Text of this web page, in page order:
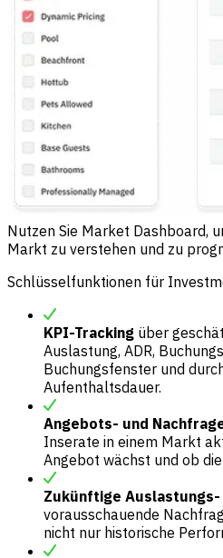
Nutzen Sie Market Dashboard,
Markt zu verstehen und zu
Schlüsselfunktionen für
KPI-Tracking über
Auslastung, ADR,
Buchungsfenster und
Aufenthaltsdauer.
Angebots- und
Inserate in einem Markt
Angebot wächst und ob
Zukünftige
vorausschauende
nicht nur historische